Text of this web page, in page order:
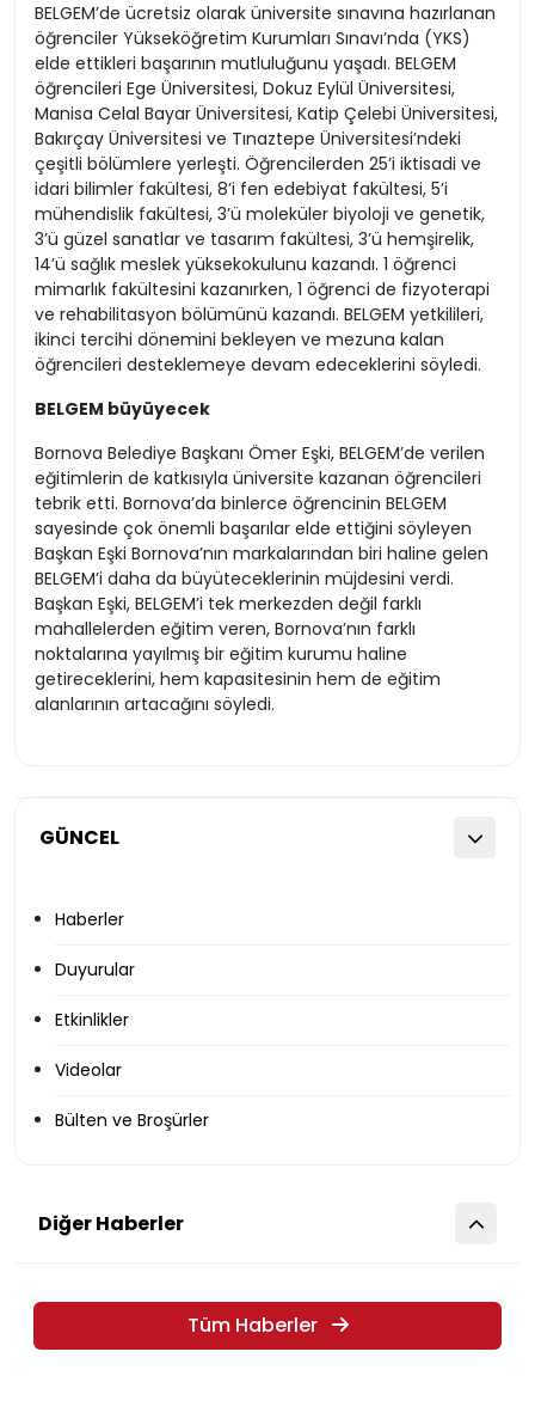
GÜNCEL
Haberler
Duyurular
Etkinlikler
Videolar
Bülten ve Broşürler
BELGEM’de ücretsiz olarak üniversite sınavına hazırlanan
öğrenciler Yükseköğretim Kurumları Sınavı’nda (YKS)
elde ettikleri başarının mutluluğunu yaşadı. BELGEM
öğrencileri Ege Üniversitesi, Dokuz Eylül Üniversitesi,
Manisa Celal Bayar Üniversitesi, Katip Çelebi Üniversitesi,
Bakırçay Üniversitesi ve Tınaztepe Üniversitesi’ndeki
çeşitli bölümlere yerleşti. Öğrencilerden 25’i iktisadi ve
idari bilimler fakültesi, 8’i fen edebiyat fakültesi, 5’i
mühendislik fakültesi, 3’ü moleküler biyoloji ve genetik,
3’ü güzel sanatlar ve tasarım fakültesi, 3’ü hemşirelik,
14’ü sağlık meslek yüksekokulunu kazandı. 1 öğrenci
mimarlık fakültesini kazanırken, 1 öğrenci de fizyoterapi
ve rehabilitasyon bölümünü kazandı. BELGEM yetkilileri,
ikinci tercihi dönemini bekleyen ve mezuna kalan
öğrencileri desteklemeye devam edeceklerini söyledi.
BELGEM büyüyecek
Bornova Belediye Başkanı Ömer Eşki, BELGEM’de verilen
eğitimlerin de katkısıyla üniversite kazanan öğrencileri
tebrik etti. Bornova’da binlerce öğrencinin BELGEM
sayesinde çok önemli başarılar elde ettiğini söyleyen
Başkan Eşki Bornova’nın markalarından biri haline gelen
BELGEM’i daha da büyüteceklerinin müjdesini verdi.
Başkan Eşki, BELGEM’i tek merkezden değil farklı
mahallelerden eğitim veren, Bornova’nın farklı
noktalarına yayılmış bir eğitim kurumu haline
getireceklerini, hem kapasitesinin hem de eğitim
alanlarının artacağını söyledi.
Diğer Haberler
Tüm Haberler